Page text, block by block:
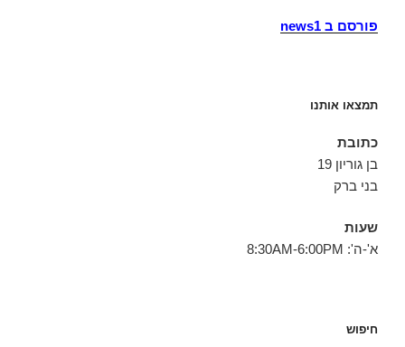
פורסם ב news1
תמצאו אותנו
כתובת
בן גוריון 19
בני ברק
שעות
א'-ה': 8:30AM-6:00PM
חיפוש